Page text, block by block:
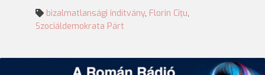
bizalmatlansági indítvány, Florin Cîţu,
Szociáldemokrata Párt